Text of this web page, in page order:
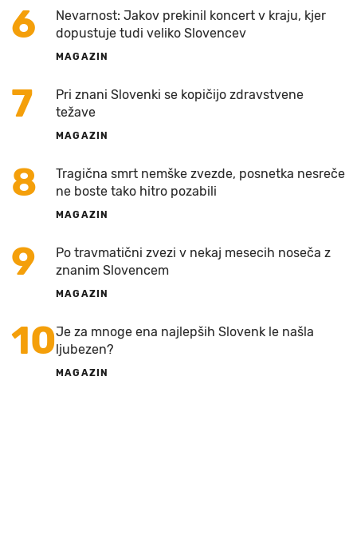
6
Nevarnost: Jakov prekinil koncert v kraju, kjer
dopustuje tudi veliko Slovencev
MAGAZIN
7
Pri znani Slovenki se kopičijo zdravstvene
težave
MAGAZIN
8
Tragična smrt nemške zvezde, posnetka nesreče
ne boste tako hitro pozabili
MAGAZIN
9
Po travmatični zvezi v nekaj mesecih noseča z
znanim Slovencem
MAGAZIN
10Je za mnoge ena najlepših Slovenk le našla
ljubezen?
MAGAZIN